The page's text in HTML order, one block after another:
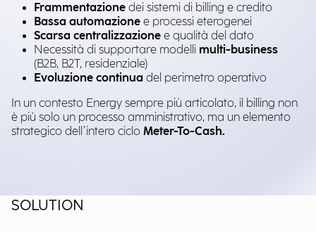
Frammentazione dei sistemi di billing e credito
Bassa automazione e processi eterogenei
Scarsa centralizzazione e qualità del dato
Necessità di supportare modelli multi-business
(B2B, B2T, residenziale)
Evoluzione continua del perimetro operativo
In un contesto Energy sempre più articolato, il billing non
è più solo un processo amministrativo, ma un elemento
strategico dell’intero ciclo Meter-To-Cash.
SOLUTION